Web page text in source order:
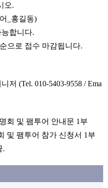
오.
_홍길동)
합니다.
으로 접수 마감됩니다.
저 (Tel. 010-5403-9558 / Ema
회 및 팸투어 안내문 1부
팸투어 참가 신청서 1부
.